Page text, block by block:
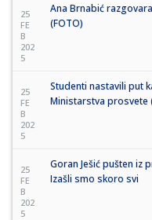
25
FE
B
202
5
Ana Brnabić
(FOTO)
25
FE
B
202
5
Studenti nastavili put
Ministarstva prosvete
25
FE
B
202
5
Goran Ješić pušten iz
Izašli smo skoro svi